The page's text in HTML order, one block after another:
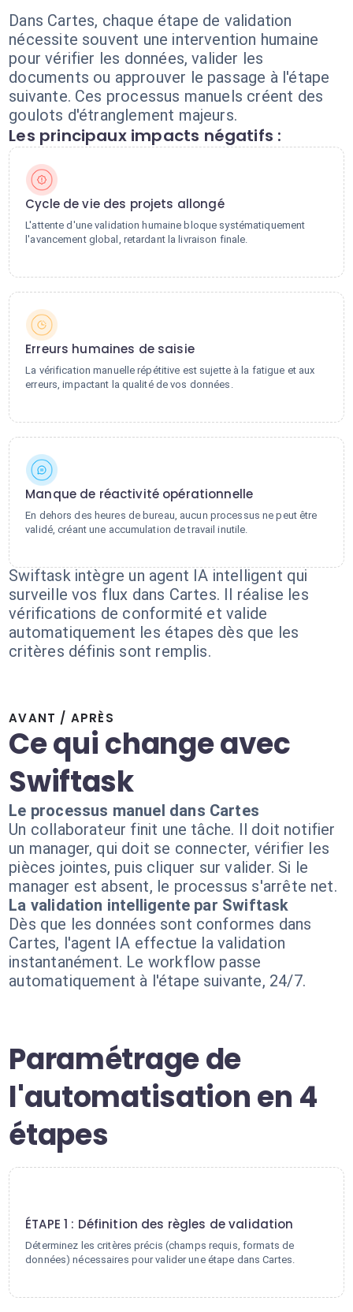
Dans Cartes, chaque étape de validation
nécessite souvent une intervention humaine
pour vérifier les données, valider les
documents ou approuver le passage à l'étape
suivante. Ces processus manuels créent des
goulots d'étranglement majeurs.
Les principaux impacts négatifs :
Cycle de vie des projets allongé
L'attente d'une validation humaine bloque systématiquement
l'avancement global, retardant la livraison finale.
Erreurs humaines de saisie
La vérification manuelle répétitive est sujette à la fatigue et aux
erreurs, impactant la qualité de vos données.
Manque de réactivité opérationnelle
En dehors des heures de bureau, aucun processus ne peut être
validé, créant une accumulation de travail inutile.
Swiftask intègre un agent IA intelligent qui
surveille vos flux dans Cartes. Il réalise les
vérifications de conformité et valide
automatiquement les étapes dès que les
critères définis sont remplis.
AVANT / APRÈS
Ce qui change avec
Swiftask
Le processus manuel dans Cartes
Un collaborateur finit une tâche. Il doit notifier
un manager, qui doit se connecter, vérifier les
pièces jointes, puis cliquer sur valider. Si le
manager est absent, le processus s'arrête net.
La validation intelligente par Swiftask
Dès que les données sont conformes dans
Cartes, l'agent IA effectue la validation
instantanément. Le workflow passe
automatiquement à l'étape suivante, 24/7.
Paramétrage de
l'automatisation en 4
étapes
ÉTAPE 1 : Définition des règles de validation
Déterminez les critères précis (champs requis, formats de
données) nécessaires pour valider une étape dans Cartes.